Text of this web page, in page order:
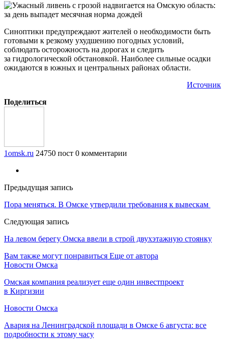
Синоптики предупреждают жителей о необходимости быть
готовыми к резкому ухудшению погодных условий,
соблюдать осторожность на дорогах и следить
за гидрологической обстановкой. Наиболее сильные осадки
ожидаются в южных и центральных районах области.
Источник
Поделиться
1omsk.ru 24750 пост 0 комментарии
Предыдущая запись
Пора меняться. В Омске утвердили требования к вывескам
Следующая запись
На левом берегу Омска ввели в строй двухэтажную стоянку
Вам также могут понравиться Еще от автора
Новости Омска
Омская компания реализует еще один инвестпроект
в Киргизии
Новости Омска
Авария на Ленинградской площади в Омске 6 августа: все
подробности к этому часу